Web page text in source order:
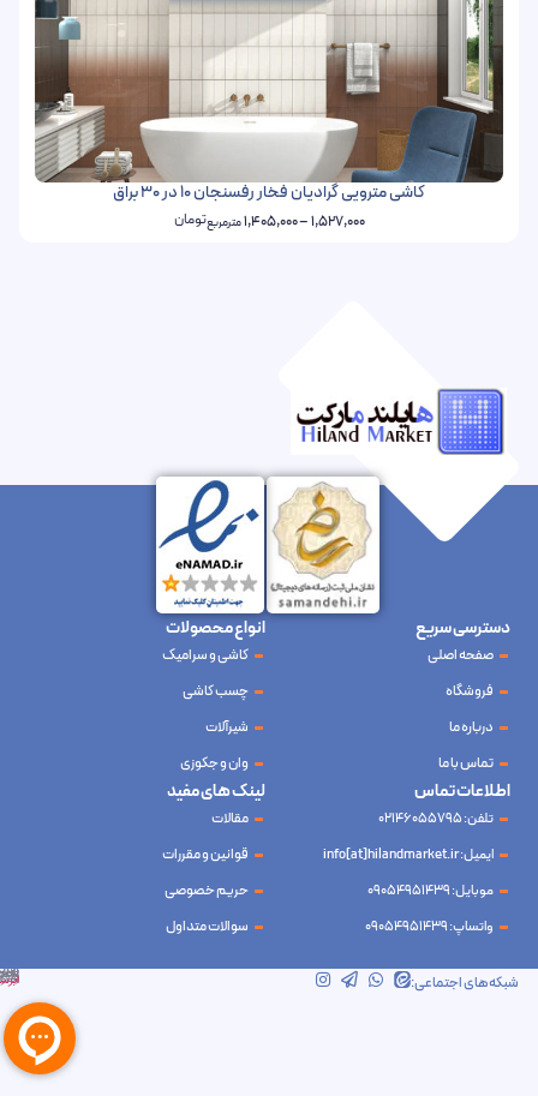
کاشی مترویی گرادیان فخار رفسنجان 10 در 30 براق
1,527,000
–
1,405,000مترمربعتومان
شبکه‌های اجتماعی: شرکت آینده نوین سام آسیا – طراحی و سئو
ابرسرور
دسترسی سریع
صفحه اصلی
فروشگاه
درباره ما
تماس با ما
انواع محصولات
کاشی و سرامیک
چسب کاشی
شیرآلات
وان و جکوزی
لینک های مفید
مقالات
قوانین و مقررات
حریم خصوصی
سوالات متداول
اطلاعات تماس
تلفن: 02146055795
ایمیل: info[at]hilandmarket.ir
موبایل: 09054951439
واتساپ: 09054951439